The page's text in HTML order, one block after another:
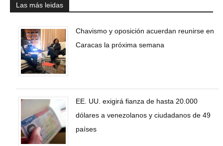
Las más leidas
Chavismo y oposición acuerdan reunirse en
Caracas la próxima semana
EE. UU. exigirá fianza de hasta 20.000
dólares a venezolanos y ciudadanos de 49
países